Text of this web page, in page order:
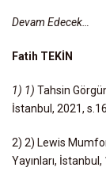
Devam Edecek…
Fatih TEKİN
1) 1) Tahsin
İstanbul, 2021,
2) 2) Lewis
Yayınları,